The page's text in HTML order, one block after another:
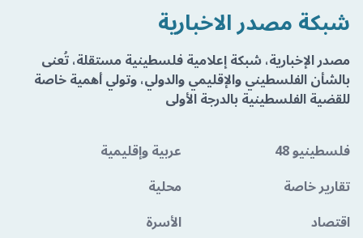
شبكة مصدر الاخبارية
مصدر الإخبارية، شبكة إعلامية فلسطينية مستقلة، تُعنى
بالشأن الفلسطيني والإقليمي والدولي، وتولي أهمية خاصة
للقضية الفلسطينية بالدرجة الأولى
فلسطينيو 48
عربية وإقليمية
تقارير خاصة
محلية
اقتصاد
الأسرة